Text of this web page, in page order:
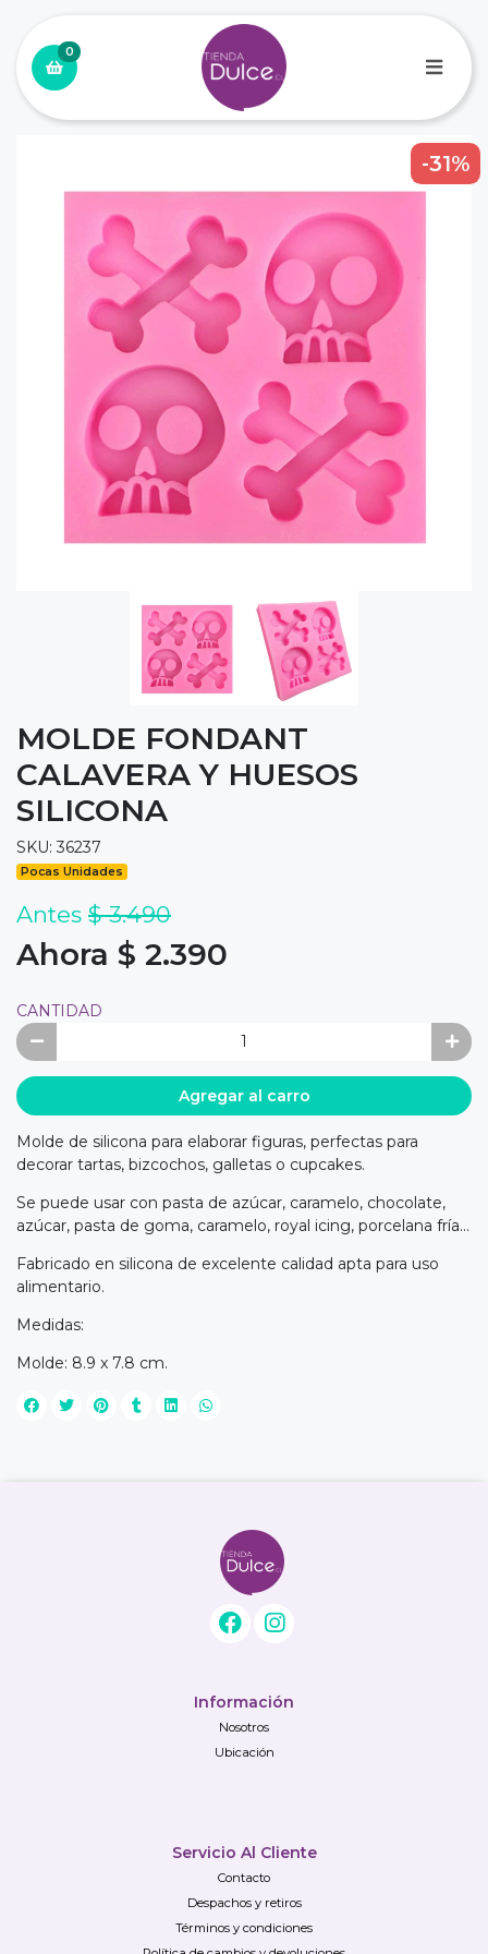
0
-31%
MOLDE FONDANT
CALAVERA Y HUESOS
SILICONA
SKU: 36237
Pocas Unidades
Antes $ 3.490
Ahora $ 2.390
CANTIDAD
Agregar al carro
Molde de silicona para elaborar figuras, perfectas para
decorar tartas, bizcochos, galletas o cupcakes.
Se puede usar con pasta de azúcar, caramelo, chocolate,
azúcar, pasta de goma, caramelo, royal icing, porcelana fría...
Fabricado en silicona de excelente calidad apta para uso
alimentario.
Medidas:
Molde: 8.9 x 7.8 cm.
Información
Nosotros
Ubicación
Servicio Al Cliente
Contacto
Despachos y retiros
Términos y condiciones